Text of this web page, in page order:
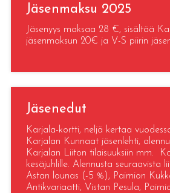
Jäsenmaksu 2025
Jäsenyys maksaa 28 €, sisältää
jäsenmaksun 20€ ja V-S piirin
Jäsenedut
Karjala-kortti, neljä kertaa
Karjalan Kunnaat jäsenlehti,
Karjalan Liiton tilaisuuksiin mm.
kesäjuhlille. Alennusta seuraavista
Astan lounas (-5 %), Paimion
Antikvariaatti, Vistan Pesula,